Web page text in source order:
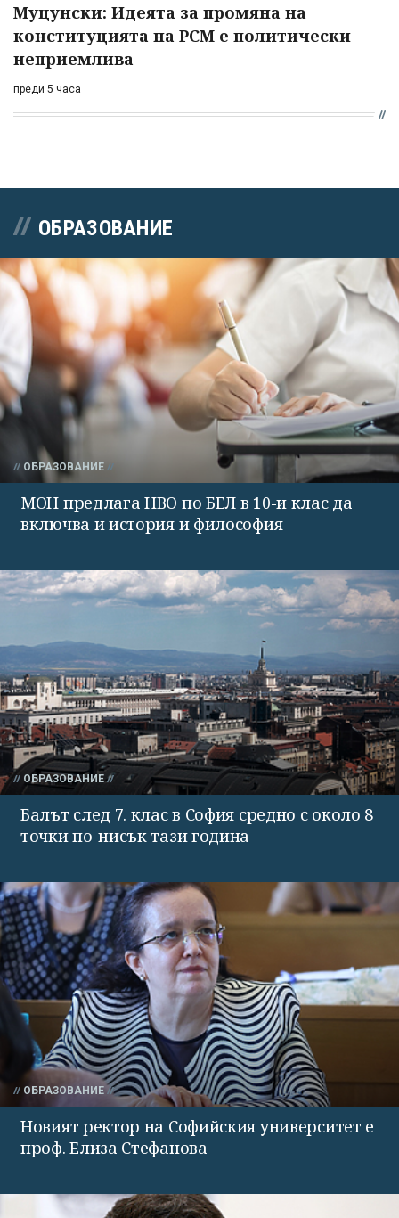
Муцунски: Идеята за промяна на
конституцията на РСМ е политически
неприемлива
преди 5 часа
ОБРАЗОВАНИЕ
ОБРАЗОВАНИЕ
МОН предлага НВО по БЕЛ в 10-и клас да
включва и история и философия
ОБРАЗОВАНИЕ
Балът след 7. клас в София средно с около 8
точки по-нисък тази година
ОБРАЗОВАНИЕ
Новият ректор на Софийския университет е
проф. Елиза Стефанова